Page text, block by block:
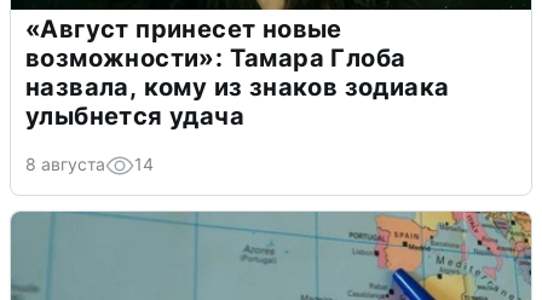
«Август принесет новые
возможности»: Тамара Глоба
назвала, кому из знаков зодиака
улыбнется удача
8 августа 14